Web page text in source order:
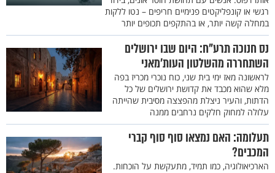
רגשי או קונפליקטים פנימיים חריפים – נטו ללקות
במחלה קשה יותר, או בהתקפים תכופים יותר
נס חנוכה תרע"ח: היום שבו ירושלים
השתחררה מהשלטון העות’מאני
לראשונה מאז ימי בית שני, כוח נוכרי מכריז בפה
מלא שהוא מכבד את קדושת ירושלים של כל
הדתות, והעיר ניצלת מהפצצה מסיבית שהייתה
עלולה למחוק חלקים נרחבים ממנה
תעלומה: האם נמצאו סוף סוף קברי
המכבים?
הארכיאולוגיה, כמו תמיד, מתעקשת על הוכחות.